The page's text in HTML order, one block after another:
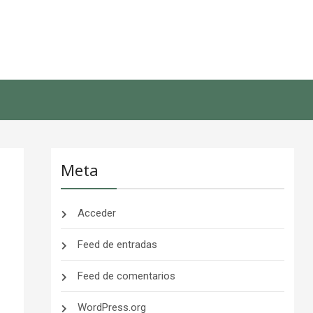
Meta
Acceder
Feed de entradas
Feed de comentarios
WordPress.org